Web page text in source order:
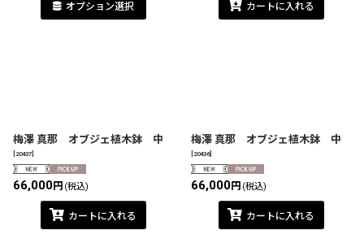
オプション選択 カートに入れる
梅澤 真那 オブジェ植木鉢 中
20437
66,000円 (税込)
カートに入れる
梅澤 真那 オブジェ植木鉢 中
20436]
66,000円 (税込)
カートに入れる